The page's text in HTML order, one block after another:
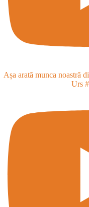
Așa arată munca noastră
Urs